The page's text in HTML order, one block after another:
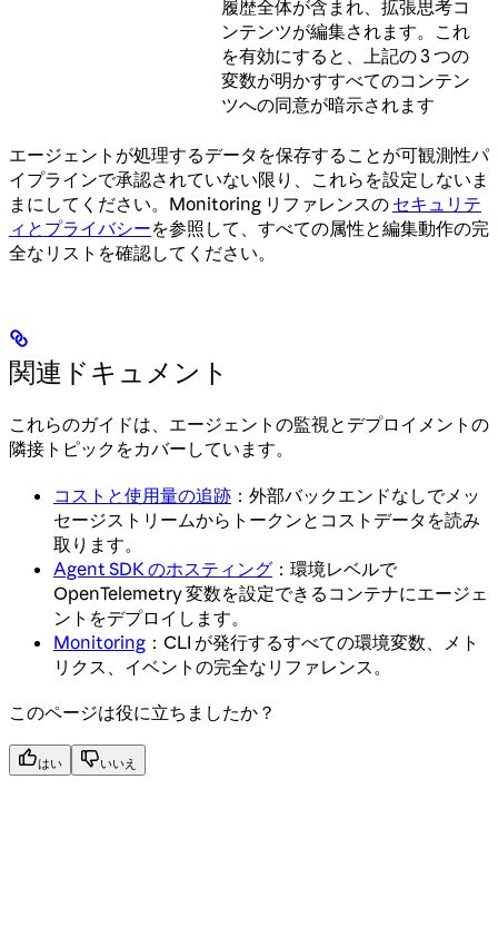
履歴全体が含まれ、拡張思考コ
ンテンツが編集されます。これ
を有効にすると、上記の 3 つの
変数が明かすすべてのコンテン
ツへの同意が暗示されます
エージェントが処理するデータを保存することが可観測性パ
イプラインで承認されていない限り、これらを設定しないま
まにしてください。Monitoring リファレンスの セキュリテ
ィとプライバシーを参照して、すべての属性と編集動作の完
全なリストを確認してください。
関連ドキュメント
これらのガイドは、エージェントの監視とデプロイメントの
隣接トピックをカバーしています。
コストと使用量の追跡 ：外部バックエンドなしでメッ
セージストリームからトークンとコストデータを読み
取ります。
Agent SDK のホスティング ：環境レベルで
OpenTelemetry 変数を設定できるコンテナにエージェ
ントをデプロイします。
Monitoring ：CLI が発行するすべての環境変数、メト
リクス、イベントの完全なリファレンス。
このページは役に立ちましたか？
はい いいえ